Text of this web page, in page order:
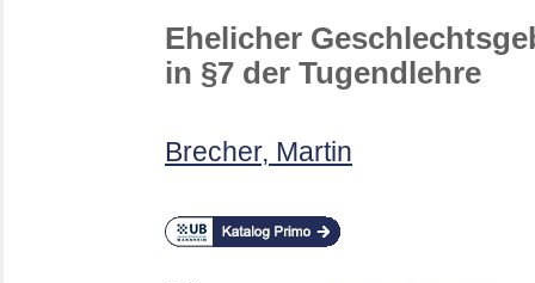
Ehelicher
in §7 der Tugendlehre
Brecher, Martin